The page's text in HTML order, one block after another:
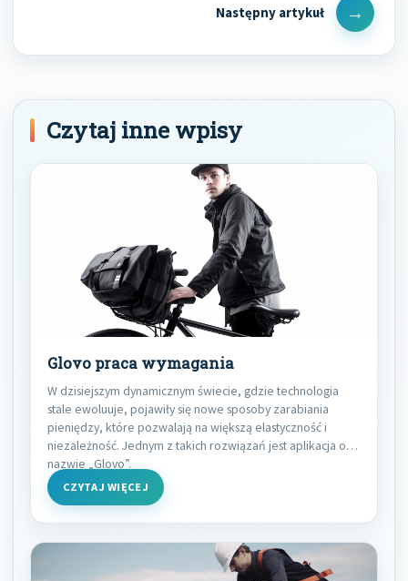
Next
Post
Czytaj inne wpisy
Glovo praca wymagania
W dzisiejszym dynamicznym świecie, gdzie technologia
stale ewoluuje, pojawiły się nowe sposoby zarabiania
pieniędzy, które pozwalają na większą elastyczność i
niezależność. Jednym z takich rozwiązań jest aplikacja o
nazwie „Glovo”.
CZYTAJ WIĘCEJ